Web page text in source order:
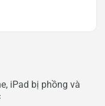
iPad bị phồng và